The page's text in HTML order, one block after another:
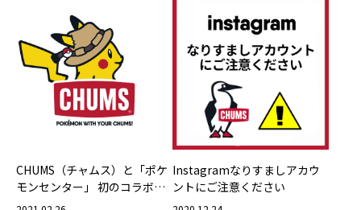
CHUMS（チャムス）と「ポケ
モンセンター」 初のコラボレ
ーション！
Instagramなりすましアカウ
ントにご注意ください